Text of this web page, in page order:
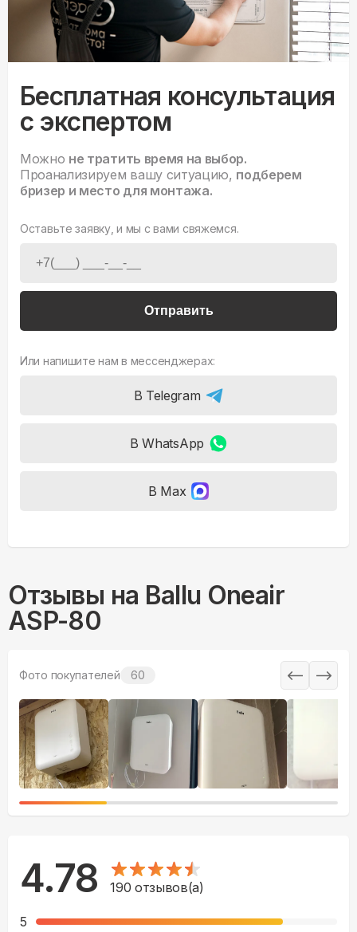
Бесплатная консультация
с экспертом
Можно не тратить время на выбор.
Проанализируем вашу ситуацию, подберем
бризер и место для монтажа.
Оставьте заявку, и мы с вами свяжемся.
Отправить
Или напишите нам в мессенджерах:
В Telegram
В WhatsApp
В Max
Отзывы на Ballu Oneair
ASP-80
Фото покупателей 60
4.78 190 отзывов(а)
5